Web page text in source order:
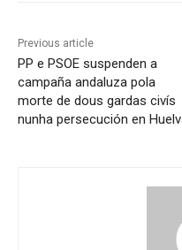
Previous article
PP e PSOE suspenden a
campaña andaluza pola
morte de dous gardas civís
nunha persecución en